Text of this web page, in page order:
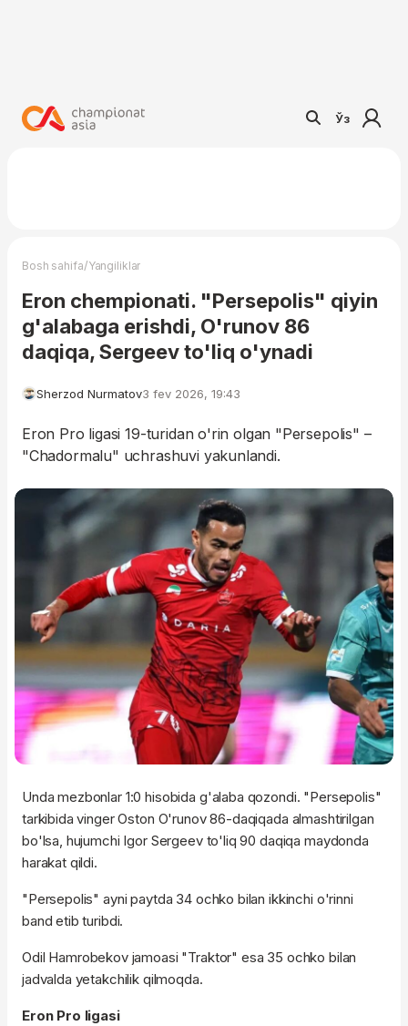
Ўз
Bosh sahifa/Yangiliklar
Eron chempionati. "Persepolis" qiyin
g'alabaga erishdi, O'runov 86
daqiqa, Sergeev to'liq o'ynadi
Sherzod Nurmatov3 fev 2026, 19:43
Eron Pro ligasi 19-turidan o'rin olgan "Persepolis" –
"Chadormalu" uchrashuvi yakunlandi.
Unda mezbonlar 1:0 hisobida g'alaba qozondi. "Persepolis"
tarkibida vinger Oston O'runov 86-daqiqada almashtirilgan
bo'lsa, hujumchi Igor Sergeev to'liq 90 daqiqa maydonda
harakat qildi.
"Persepolis" ayni paytda 34 ochko bilan ikkinchi o'rinni
band etib turibdi.
Odil Hamrobekov jamoasi "Traktor" esa 35 ochko bilan
jadvalda yetakchilik qilmoqda.
Eron Pro ligasi